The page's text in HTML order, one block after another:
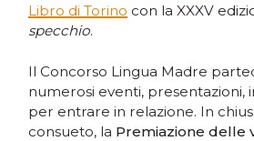
Libro di Torino con la XXXV
specchio.
Il Concorso Lingua Madre
numerosi eventi, presentazioni,
per entrare in relazione. In
consueto, la Premiazione delle